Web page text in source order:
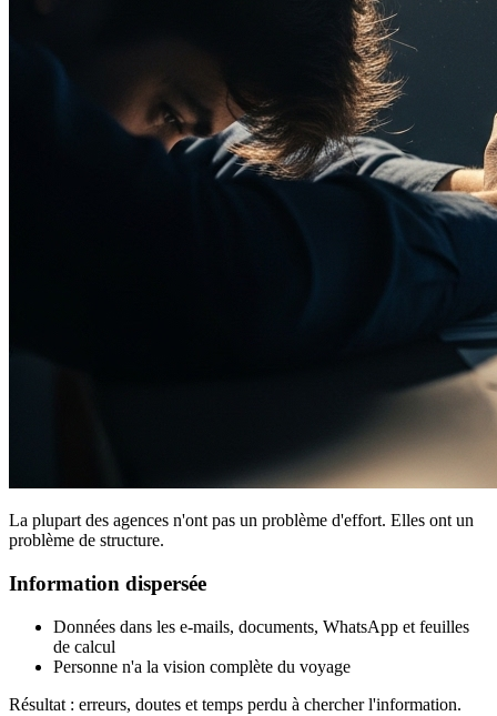
La plupart des agences n'ont pas un problème d'effort. Elles ont un
problème de structure.
Information dispersée
Données dans les e-mails, documents, WhatsApp et feuilles
de calcul
Personne n'a la vision complète du voyage
Résultat : erreurs, doutes et temps perdu à chercher l'information.